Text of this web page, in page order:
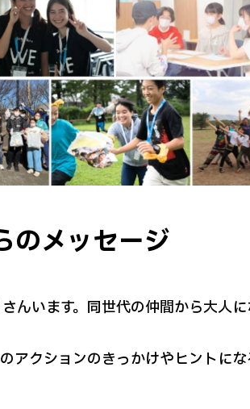
のメッセージ
んいます。同世代の仲間から大人
アクションのきっかけやヒントに